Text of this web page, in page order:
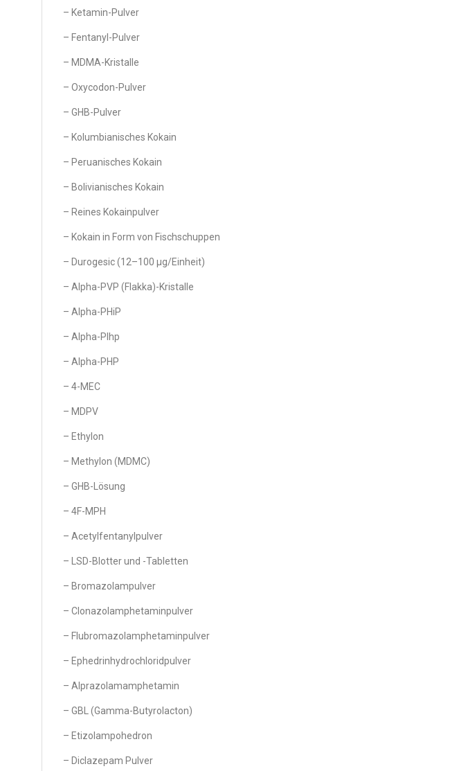
– Ketamin-Pulver
– Fentanyl-Pulver
– MDMA-Kristalle
– Oxycodon-Pulver
– GHB-Pulver
– Kolumbianisches Kokain
– Peruanisches Kokain
– Bolivianisches Kokain
– Reines Kokainpulver
– Kokain in Form von Fischschuppen
– Durogesic (12–100 µg/Einheit)
– Alpha-PVP (Flakka)-Kristalle
– Alpha-PHiP
– Alpha-PIhp
– Alpha-PHP
– 4-MEC
– MDPV
– Ethylon
– Methylon (MDMC)
– GHB-Lösung
– 4F-MPH
– Acetylfentanylpulver
– LSD-Blotter und -Tabletten
– Bromazolampulver
– Clonazolamphetaminpulver
– Flubromazolamphetaminpulver
– Ephedrinhydrochloridpulver
– Alprazolamamphetamin
– GBL (Gamma-Butyrolacton)
– Etizolampohedron
– Diclazepam Pulver